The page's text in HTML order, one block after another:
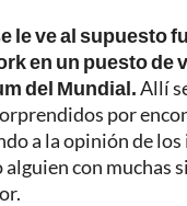
le ve al supuesto
en un puesto de
del Mundial.Allí
por
a la opinión de
alguien con muchas